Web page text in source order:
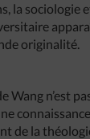
la sociologie
originalité.
Wang n’est
de la